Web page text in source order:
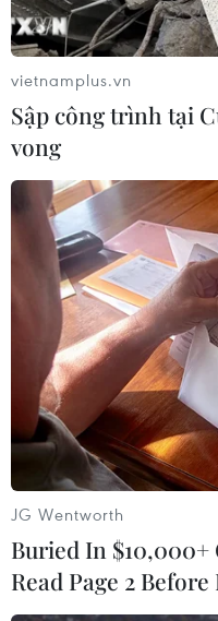
vietnamplus.vn
Sập công trình tại
vong
JG Wentworth
Buried In
Read Page 2